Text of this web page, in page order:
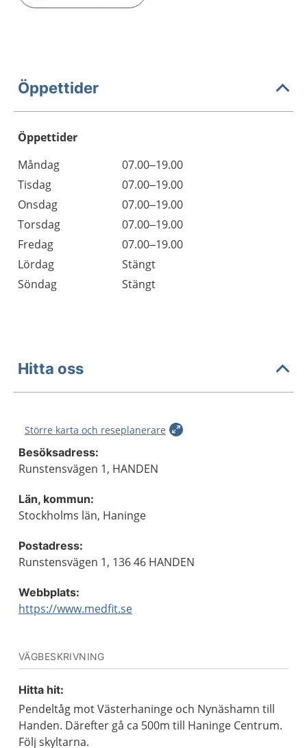
Öppettider
Öppettider
Dag
Öppettider
Kommentarer
Måndag
07.00–19.00
Tisdag
07.00–19.00
Onsdag
07.00–19.00
Torsdag
07.00–19.00
Fredag
07.00–19.00
Lördag
Stängt
Söndag
Stängt
Hitta oss
Större karta och reseplanerare
Besöksadress:
Runstensvägen 1, HANDEN
Län, kommun:
Stockholms län, Haninge
Postadress:
Runstensvägen 1, 136 46 HANDEN
Webbplats:
https://www.medfit.se
VÄGBESKRIVNING
Hitta hit:
Pendeltåg mot Västerhaninge och Nynäshamn till
Handen. Därefter gå ca 500m till Haninge Centrum.
Följ skyltarna.